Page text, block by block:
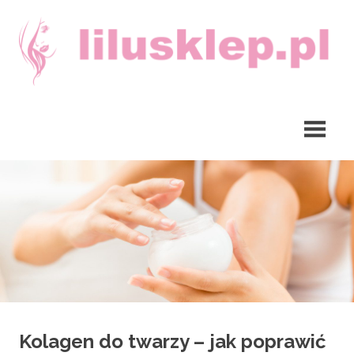
content
Kolagen do twarzy – jak poprawić